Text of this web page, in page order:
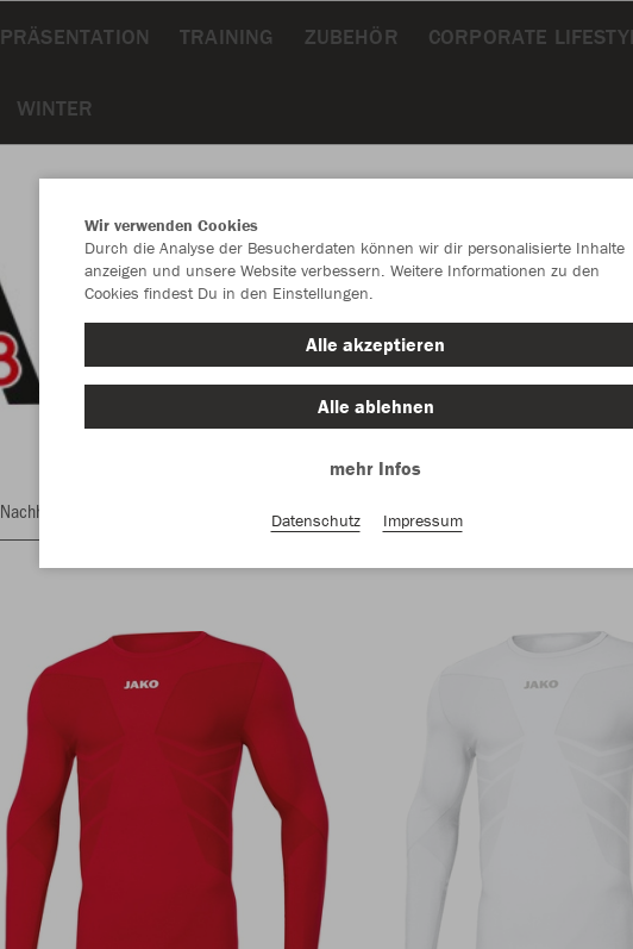
PRÄSENTATION TRAINING ZUBEHÖR CORPORATE
WINTER
Nachhaltig
Wir verwenden Cookies
Durch die Analyse der Besucherdaten können wir dir personalisierte Inhalte
anzeigen und unsere Website verbessern. Weitere Informationen zu den
Cookies findest Du in den Einstellungen.
Alle akzeptieren
Alle ablehnen
mehr Infos
Datenschutz Impressum